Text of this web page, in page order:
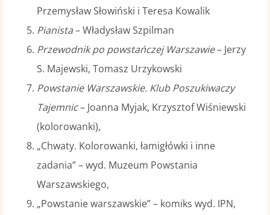
Przemysław Słowiński i Teresa Kowalik
Pianista– Władysław Szpilman
Przewodnik po powstańczej Warszawie– Jerzy
S. Majewski, Tomasz Urzykowski
Powstanie Warszawskie. Klub Poszukiwaczy
Tajemnic– Joanna Myjak, Krzysztof Wiśniewski
(kolorowanki),
„Chwaty. Kolorowanki, łamigłówki i inne
zadania” – wyd. Muzeum Powstania
Warszawskiego,
„Powstanie warszawskie” – komiks wyd. IPN,